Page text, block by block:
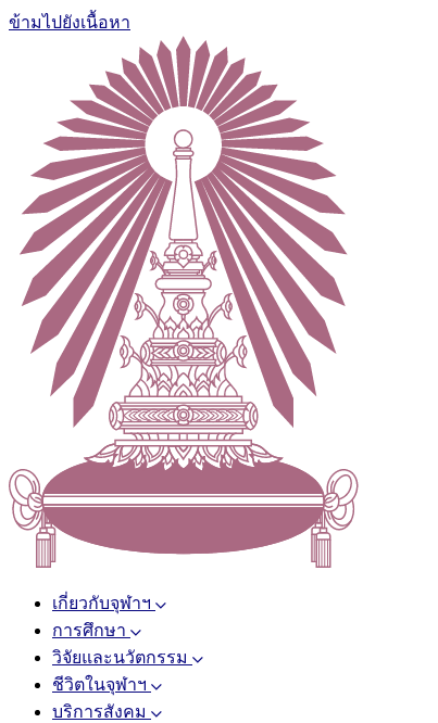
ข้ามไปยังเนื้อหา
เกี่ยวกับจุฬาฯ
การศึกษา
วิจัยและนวัตกรรม
ชีวิตในจุฬาฯ
บริการสังคม